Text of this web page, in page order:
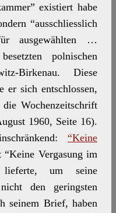
existiert habe
“ausschliesslich
ausgewählten …
polnischen
Birkenau. Diese
er sich entschlossen,
Wochenzeitschrift
1960, Seite 16).
“Keine
“Keine Vergasung im
um seine
den geringsten
seinem Brief, haben